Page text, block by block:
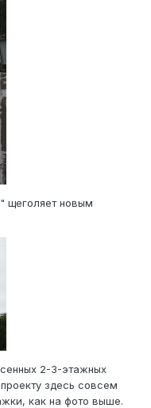
щеголяет новым
2-3-этажных
здесь совсем
как на фото выше.